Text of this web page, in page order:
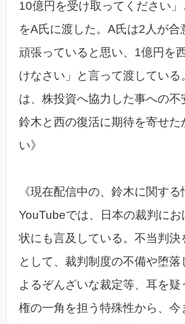
10億円を受け取ってください
をA氏に渡した。A氏は2人が合
頑張っていると思い、1億円を
けなさい」と言って渡している
は、株投資へ協力した事への不
鈴木と西の復活に期待を寄せた
い》
《現在配信中の、鈴木に関す
YouTubeでは、日本の裁判にお
状にも言及している。不当判決
として、裁判制度の不備や堕落
よるぞんざいな裁定等、耳を疑
権の一角を担う特殊性から、今